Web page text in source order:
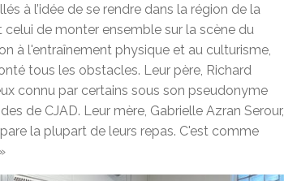
à l’idée de se rendre dans la région de la
celui de monter ensemble sur la scène du
à l'entraînement physique et au culturisme,
tous les obstacles. Leur père, Richard
connu par certains sous son pseudonyme
de CJAD. Leur mère, Gabrielle Azran Serour,
la plupart de leurs repas. C'est comme